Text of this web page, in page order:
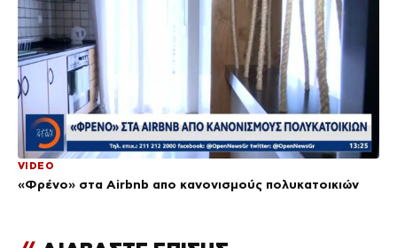
VIDEO
«Φρένο» στα Airbnb απο κανονισμούς πολυκατοικιών